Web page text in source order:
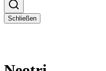
Schließen